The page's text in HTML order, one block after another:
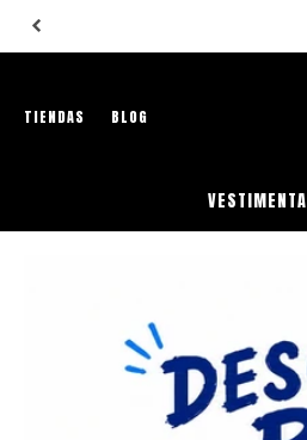
VESTIMENTA
TIENDAS BLOG